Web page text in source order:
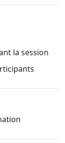
la session